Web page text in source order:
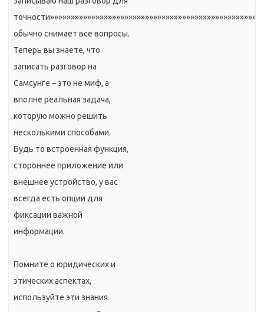
обычно снимает все вопросы.
Теперь вы знаете, что
записать разговор на
Самсунге – это не миф, а
вполне реальная задача,
которую можно решить
несколькими способами.
Будь то встроенная функция,
стороннее приложение или
внешнее устройство, у вас
всегда есть опции для
фиксации важной
информации.
Помните о юридических и
этических аспектах,
используйте эти знания